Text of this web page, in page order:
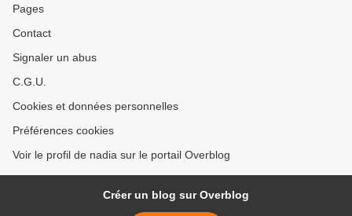
Pages
Contact
Signaler un abus
C.G.U.
Cookies et données personnelles
Préférences cookies
Voir le profil de nadia sur le portail Overblog
Créer un blog sur Overblog